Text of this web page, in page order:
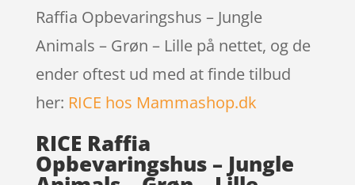
Raffia Opbevaringshus – Jungle
Animals – Grøn – Lille på nettet, og de
ender oftest ud med at finde tilbud
her: RICE hos Mammashop.dk
RICE Raffia
Opbevaringshus – Jungle